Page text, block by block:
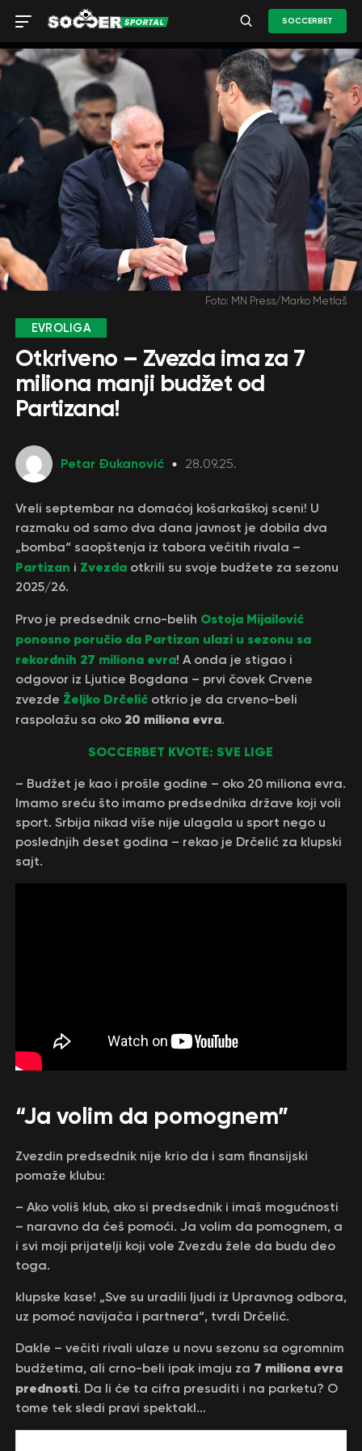
SOCCERBET
Foto: MN Press/Marko Metlaš
EVROLIGA
Otkriveno – Zvezda ima za 7
miliona manji budžet od
Partizana!
Petar Đukanović 28.09.25.
Vreli septembar na domaćoj košarkaškoj sceni! U
razmaku od samo dva dana javnost je dobila dva
„bomba“ saopštenja iz tabora večitih rivala –
Partizan i Zvezdaotkrili su svoje budžete za sezonu
2025/26.
Prvo je predsednik crno-belih Ostoja Mijailović
ponosno poručio da Partizan ulazi u sezonu sa
rekordnih 27 miliona evra! A onda je stigao i
odgovor iz Ljutice Bogdana – prvi čovek Crvene
zvezde Željko Drčelićotkrio je da crveno-beli
raspolažu sa oko 20 miliona evra.
SOCCERBET KVOTE: SVE LIGE
– Budžet je kao i prošle godine – oko 20 miliona evra.
Imamo sreću što imamo predsednika države koji voli
sport. Srbija nikad više nije ulagala u sport nego u
poslednjih deset godina – rekao je Drčelić za klupski
sajt.
“Ja volim da pomognem”
Zvezdin predsednik nije krio da i sam finansijski
pomaže klubu:
– Ako voliš klub, ako si predsednik i imaš mogućnosti
– naravno da ćeš pomoći. Ja volim da pomognem, a
i svi moji prijatelji koji vole Zvezdu žele da budu deo
toga.
klupske kase! „Sve su uradili ljudi iz Upravnog odbora,
uz pomoć navijača i partnera“, tvrdi Drčelić.
Dakle – večiti rivali ulaze u novu sezonu sa ogromnim
budžetima, ali crno-beli ipak imaju za 7 miliona evra
prednosti. Da li će ta cifra presuditi i na parketu? O
tome tek sledi pravi spektakl…